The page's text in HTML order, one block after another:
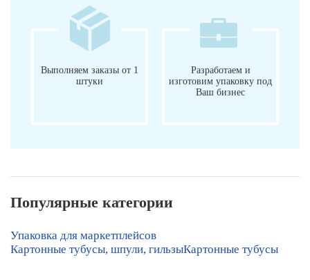
Выполняем заказы от 1
штуки
Разработаем и
изготовим упаковку под
Ваш бизнес
Популярные категории
Упаковка для маркетплейсов
Картонные тубусы, шпули, гильзыКартонные тубусы